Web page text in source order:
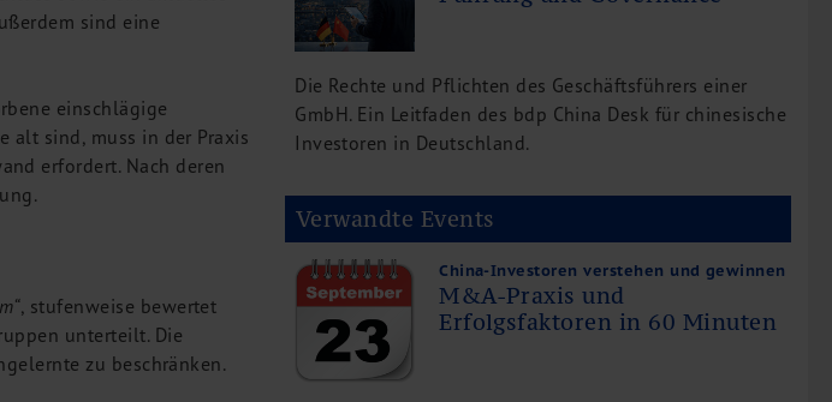
sind eine
einschlägige
alt sind, muss in der Praxis
erfordert. Nach deren
, stufenweise bewertet
unterteilt. Die
zu beschränken.
Die Rechte und Pflichten des Geschäftsführers einer
GmbH. Ein Leitfaden des bdp China Desk für chinesische
Investoren in Deutschland.
Verwandte Events
China-Investoren verstehen und gewinnen
M&A-Praxis und
Erfolgsfaktoren in 60 Minuten